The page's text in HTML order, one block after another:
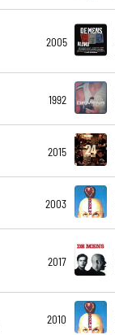
2005
1992
2015
2003
2017
2010